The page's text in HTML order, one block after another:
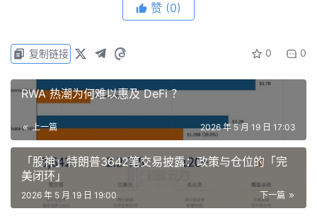
观点是：我们只是希望人形机器人能够真正发挥作用，而它
如清理客厅或进行商业操作。看到这将在未来几年内发生真
主持人：这是一个竞争非常激烈的领域，而且变得越来越有
竞争性，面对这种竞争感觉如何？ 你们的目标是什么？
Brett：我们内部的目标是如何让这些机器人做真实的事情
并获得报酬。
这就是我们的标准。我们需要用 AI 模型非常出色地完成这
赞 (0)
0 0
复制链接
RWA 热潮为何难以惠及 DeFi ？
上一篇 2026 年 5 月 19 日 17:03
「股神」特朗普3642笔交易披露：政策与仓位的「完
美闭环」
下一篇
2026 年 5 月 19 日 19:00